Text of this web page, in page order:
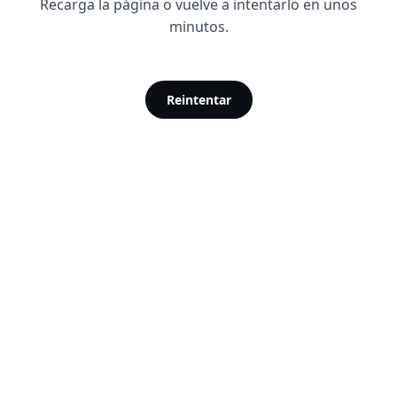
Recarga la página o vuelve a intentarlo en unos
minutos.
Reintentar